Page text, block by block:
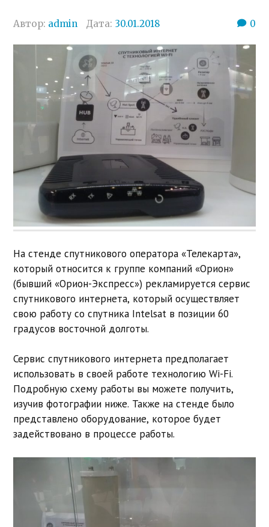
Автор: admin Дата: 30.01.2018 0
На стенде спутникового оператора «Телекарта»,
который относится к группе компаний «Орион»
(бывший «Орион-Экспресс») рекламируется сервис
спутникового интернета, который осуществляет
свою работу со спутника Intelsat в позиции 60
градусов восточной долготы.
Сервис спутникового интернета предполагает
использовать в своей работе технологию Wi-Fi.
Подробную схему работы вы можете получить,
изучив фотографии ниже. Также на стенде было
представлено оборудование, которое будет
задействовано в процессе работы.